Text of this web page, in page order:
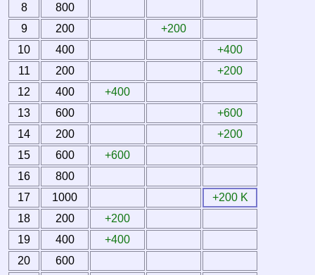
8
800
9
200
+200
10
400
+400
11
200
+200
12
400
+400
13
600
+600
14
200
+200
15
600
+600
16
800
17
1000
+200 K
18
200
+200
19
400
+400
20
600